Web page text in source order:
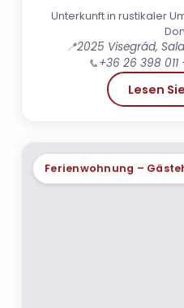
Unterkunft in rustikaler
📍2025 Visegrád,
📞+36 26 398
Lesen
Ferienwohnung –